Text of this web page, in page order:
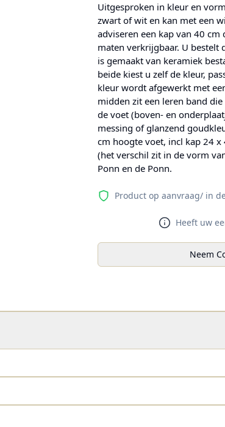
Uitgesproken in kleur en
zwart of wit en kan met een
adviseren een kap van 40
maten verkrijgbaar. U bestelt
is gemaakt van keramiek
beide kiest u zelf de kleur,
kleur wordt afgewerkt met
midden zit een leren band
de voet (boven- en
messing of glanzend
cm hoogte voet, incl kap 24
(het verschil zit in de vorm
Ponn en de Ponn.
Product op aanvraag/ in
Heeft uw
Neem